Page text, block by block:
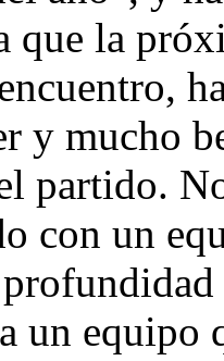
que la
y mucho
partido.
con un
un equipo